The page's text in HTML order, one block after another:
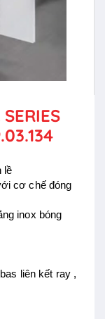
lề
cơ chế đóng
inox bóng
liên kết ray ,